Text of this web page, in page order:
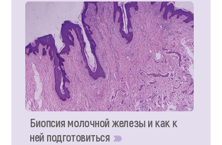
Биопсия молочной железы и как к
ней подготовиться